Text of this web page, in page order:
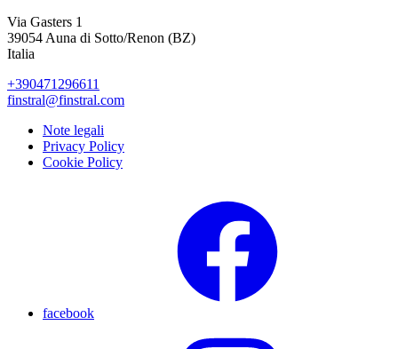
Via Gasters 1
39054 Auna di Sotto/Renon (BZ)
Italia
+390471296611
finstral@finstral.com
Note legali
Privacy Policy
Cookie Policy
facebook